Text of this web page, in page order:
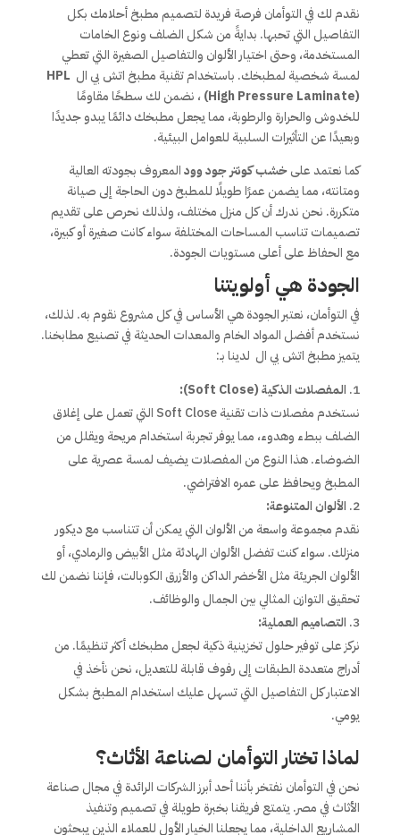
نقدم لك في التوأمان فرصة فريدة لتصميم مطبخ أحلامك بكل
التفاصيل التي تحبها. بدايةً من شكل الضلف ونوع الخامات
المستخدمة، وحتى اختيار الألوان والتفاصيل الصغيرة التي تعطي
لمسة شخصية لمطبخك. باستخدام تقنية مطبخ اتش بي ال HPL
(High Pressure Laminate) ، نضمن لك سطحًا مقاومًا
للخدوش والحرارة والرطوبة، مما يجعل مطبخك دائمًا يبدو جديدًا
وبعيدًا عن التأثيرات السلبية للعوامل البيئية.
كما نعتمد علىخشب كونتر جود وودالمعروف بجودته العالية
ومتانته، مما يضمن عمرًا طويلًا للمطبخ دون الحاجة إلى صيانة
متكررة. نحن ندرك أن كل منزل مختلف، ولذلك نحرص على تقديم
تصميمات تناسب المساحات المختلفة سواء كانت صغيرة أو كبيرة،
مع الحفاظ على أعلى مستويات الجودة.
الجودة هي أولويتنا
في التوأمان، نعتبر الجودة هي الأساس في كل مشروع نقوم به. لذلك،
نستخدم أفضل المواد الخام والمعدات الحديثة في تصنيع مطابخنا.
يتميز مطبخ اتش بي ال لدينا بـ:
المفصلات الذكية (Soft Close):
نستخدم مفصلات ذات تقنية Soft Close التي تعمل على إغلاق
الضلف ببطء وهدوء، مما يوفر تجربة استخدام مريحة ويقلل من
الضوضاء. هذا النوع من المفصلات يضيف لمسة عصرية على
المطبخ ويحافظ على عمره الافتراضي.
الألوان المتنوعة:
نقدم مجموعة واسعة من الألوان التي يمكن أن تتناسب مع ديكور
منزلك. سواء كنت تفضل الألوان الهادئة مثل الأبيض والرمادي، أو
الألوان الجريئة مثل الأخضر الداكن والأزرق الكوبالت، فإننا نضمن لك
تحقيق التوازن المثالي بين الجمال والوظائف.
التصاميم العملية:
نركز على توفير حلول تخزينية ذكية لجعل مطبخك أكثر تنظيمًا. من
أدراج متعددة الطبقات إلى رفوف قابلة للتعديل، نحن نأخذ في
الاعتبار كل التفاصيل التي تسهل عليك استخدام المطبخ بشكل
يومي.
لماذا تختار التوأمان لصناعة الأثاث؟
نحن في التوأمان نفتخر بأننا أحد أبرز الشركات الرائدة في مجال صناعة
الأثاث في مصر. يتمتع فريقنا بخبرة طويلة في تصميم وتنفيذ
المشاريع الداخلية، مما يجعلنا الخيار الأول للعملاء الذين يبحثون